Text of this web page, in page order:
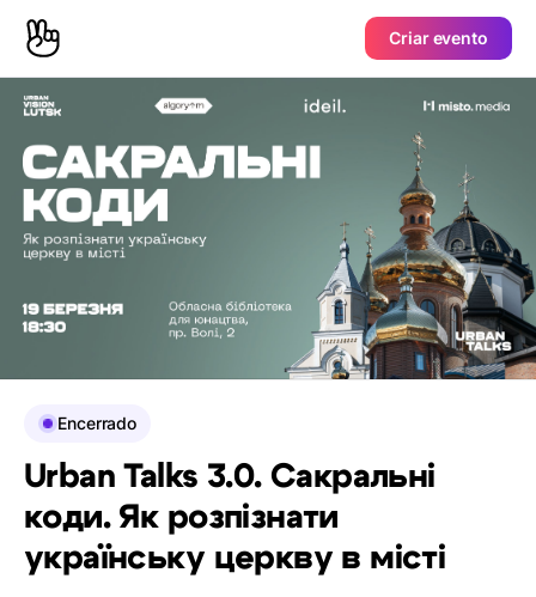
Criar evento
Encerrado
Urban Talks 3.0. Сакральні
коди. Як розпізнати
українську церкву в місті